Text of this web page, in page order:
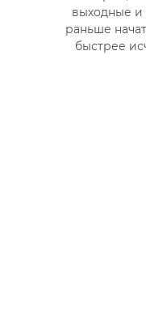
выходные и
раньше
быстрее